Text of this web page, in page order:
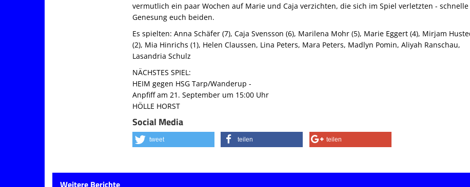
vermutlich ein paar Wochen auf Marie und Caja verzichten, die sich im Spiel verletzten - schnelle
Genesung euch beiden.
Es spielten:Anna Schäfer (7), Caja Svensson (6), Marilena Mohr (5), Marie Eggert (4), Mirjam
(2), Mia Hinrichs (1), Helen Claussen, Lina Peters, Mara Peters, Madlyn Pomin, Aliyah Ranschau,
Lasandria Schulz
NÄCHSTES SPIEL:
HEIM gegen HSG Tarp/Wanderup -
Anpfiff am 21. September um 15:00 Uhr
HÖLLE HORST
Social Media
tweet teilen teilen
Weitere Berichte